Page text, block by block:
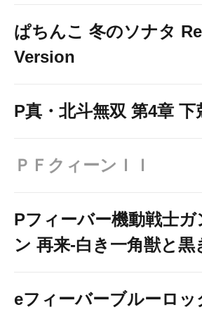
ぱちんこ 冬のソナタ
Version
P真・北斗無双 第4章 下
ＰＦクィーンＩＩ
Pフィーバー機動戦士
ン 再来-白き一角獣と黒
eフィーバーブルーロッ